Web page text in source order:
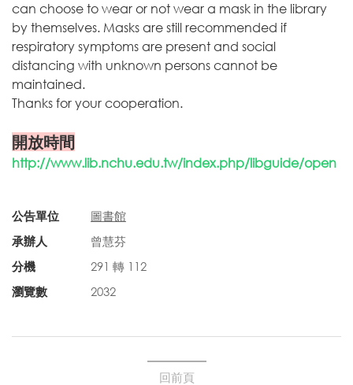
can choose to wear or not wear a mask in the library
by themselves. Masks are still recommended if
respiratory symptoms are present and social
distancing with unknown persons cannot be
maintained.
Thanks for your cooperation.
開放時間
http://www.lib.nchu.edu.tw/index.php/libguide/open
公告單位
圖書館
承辦人
曾慧芬
分機
291 轉 112
瀏覽數
2032
回前頁